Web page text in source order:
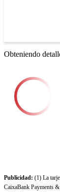
Obteniendo
Publicidad: (1) La
CaixaBank Payments